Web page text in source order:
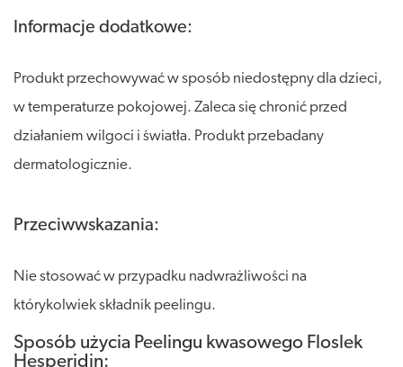
Informacje dodatkowe:
Produkt przechowywać w sposób niedostępny dla dzieci,
w temperaturze pokojowej. Zaleca się chronić przed
działaniem wilgoci i światła. Produkt przebadany
dermatologicznie.
Przeciwwskazania:
Nie stosować w przypadku nadwrażliwości na
którykolwiek składnik peelingu.
Sposób użycia Peelingu kwasowego Floslek
Hesperidin: